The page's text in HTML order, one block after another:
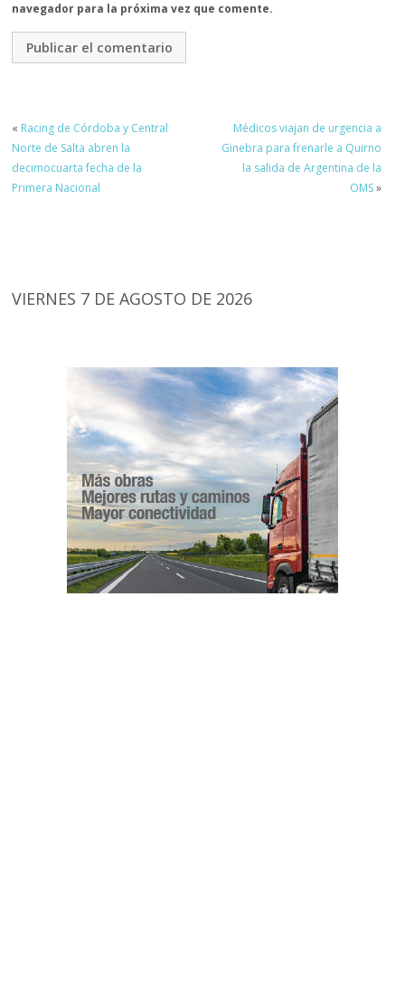
navegador para la próxima vez que comente.
« Racing de Córdoba y Central
Norte de Salta abren la
decimocuarta fecha de la
Primera Nacional
Médicos viajan de urgencia a
Ginebra para frenarle a Quirno
la salida de Argentina de la
OMS»
VIERNES 7 DE AGOSTO DE 2026